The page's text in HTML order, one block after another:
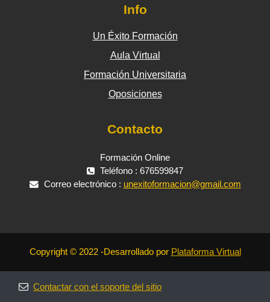
Info
Un Éxito Formación
Aula Virtual
Formación Universitaria
Oposiciones
Contacto
Formación Online
Teléfono : 676599847
Correo electrónico : unexitoformacion@gmail.com
Copyright © 2022 -Desarrollado por Plataforma Virtual
Contactar con el soporte del sitio